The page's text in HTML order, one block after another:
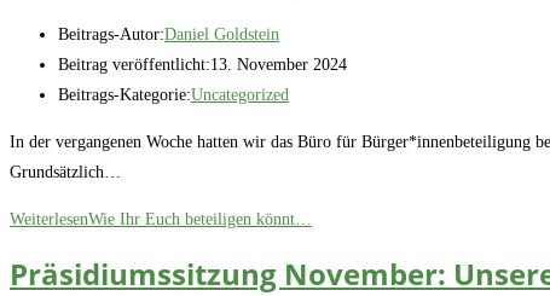
Beitrags-Autor:Daniel Goldstein
Beitrag veröffentlicht:13. November 2024
Beitrags-Kategorie:Uncategorized
In der vergangenen Woche hatten wir das Büro für Bürger*innenbeteiligung
Grundsätzlich…
WeiterlesenWie Ihr Euch beteiligen könnt…
Präsidiumssitzung November: